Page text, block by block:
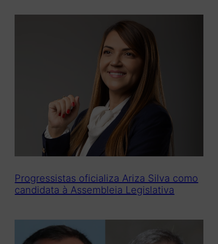
Progressistas oficializa Ariza Silva como
candidata à Assembleia Legislativa